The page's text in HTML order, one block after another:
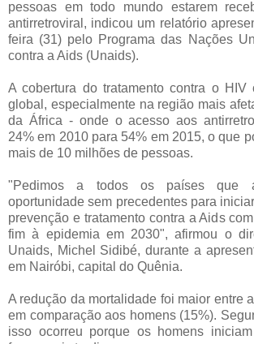
pessoas em todo mundo estarem
antirretroviral, indicou um relatório
feira (31) pelo Programa das Nações
contra a Aids (Unaids).
A cobertura do tratamento contra o HIV
global, especialmente na região mais
da África - onde o acesso aos
24% em 2010 para 54% em 2015, o que
mais de 10 milhões de pessoas.
"Pedimos a todos os países que
oportunidade sem precedentes para
prevenção e tratamento contra a Aids
fim à epidemia em 2030", afirmou o
Unaids, Michel Sidibé, durante a
em Nairóbi, capital do Quênia.
A redução da mortalidade foi maior entre
em comparação aos homens (15%).
isso ocorreu porque os homens